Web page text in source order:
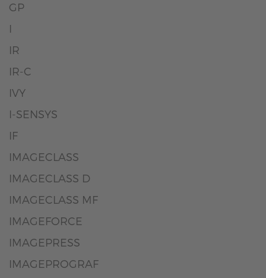
GP
I
IR
IR-C
IVY
I-SENSYS
IF
IMAGECLASS
IMAGECLASS D
IMAGECLASS MF
IMAGEFORCE
IMAGEPRESS
IMAGEPROGRAF